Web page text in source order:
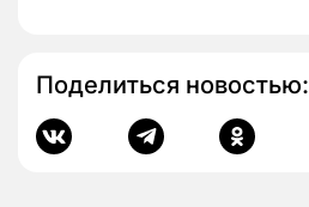
Поделиться новостью: